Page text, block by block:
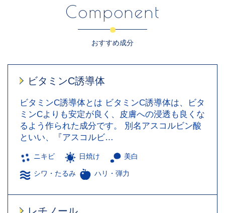
Component
おすすめ成分
ビタミンC誘導体
ビタミンC誘導体とは ビタミンC誘導体は、ビタ
ミンCよりも安定が良く、皮膚への浸透も良くな
るよう作られた成分です。 別名アスコルビン酸
といい、『アスコルビ…
ニキビ 日焼け 美白
シワ・たるみ ハリ・弾力